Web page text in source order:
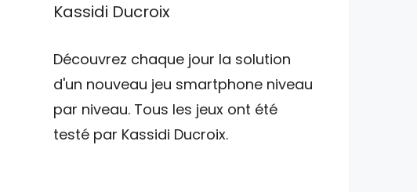
Kassidi Ducroix
Découvrez chaque jour la solution
d'un nouveau jeu smartphone niveau
par niveau. Tous les jeux ont été
testé par Kassidi Ducroix.